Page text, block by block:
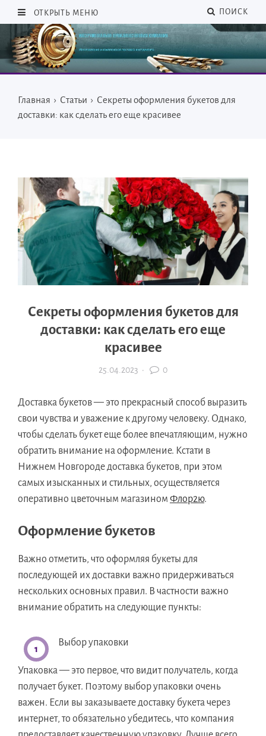
ОТКРЫТЬ МЕНЮ ПОИСК
Главная › Статьи › Секреты оформления букетов для
доставки: как сделать его еще красивее
Секреты оформления букетов для
доставки: как сделать его еще
красивее
25.04.2023 · 0
Доставка букетов — это прекрасный способ выразить
свои чувства и уважение к другому человеку. Однако,
чтобы сделать букет еще более впечатляющим, нужно
обратить внимание на оформление. Кстати в
Нижнем Новгороде доставка букетов, при этом
самых изысканных и стильных, осуществляется
оперативно цветочным магазином Флор2ю.
Оформление букетов
Важно отметить, что оформляя букеты для
последующей их доставки важно придерживаться
нескольких основных правил. В частности важно
внимание обратить на следующие пункты:
Выбор упаковки
Упаковка — это первое, что видит получатель, когда
получает букет. Поэтому выбор упаковки очень
важен. Если вы заказываете доставку букета через
интернет, то обязательно убедитесь, что компания